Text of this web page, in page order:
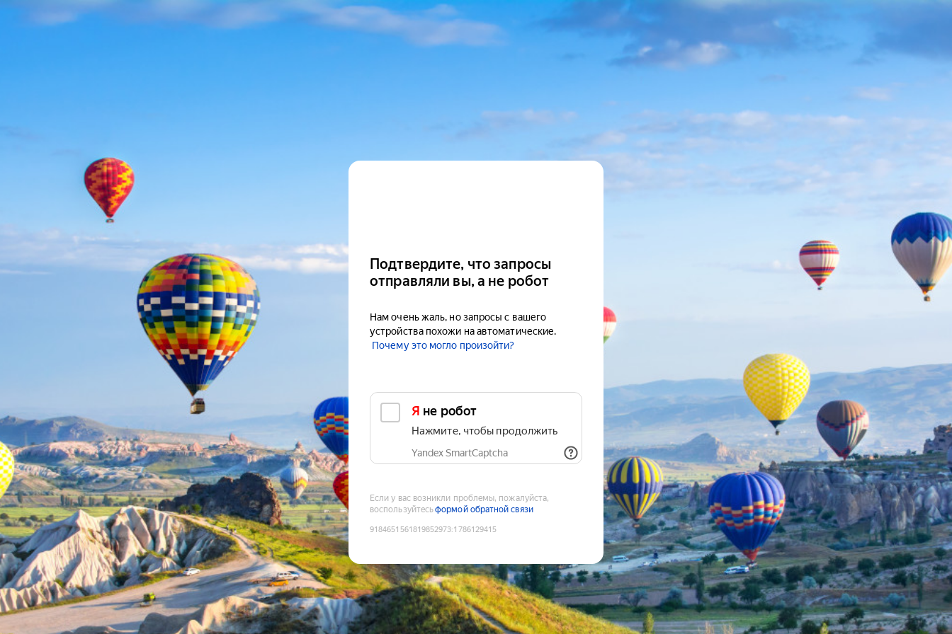
Подтвердите, что запросы
отправляли вы, а не робот
Нам очень жаль, но запросы с вашего
устройства похожи на автоматические.
Почему это могло произойти?
Я не робот
Нажмите, чтобы продолжить
Yandex SmartCaptcha
Если у вас возникли проблемы, пожалуйста,
воспользуйтесьформой обратной связи
9184651561819852973:1786129415